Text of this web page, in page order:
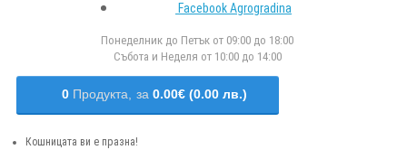
Facebook Agrogradina
Понеделник до Петък от 09:00 до 18:00
Събота и Неделя от 10:00 до 14:00
0 Продукта, за 0.00€ (0.00 лв.)
Кошницата ви е празна!